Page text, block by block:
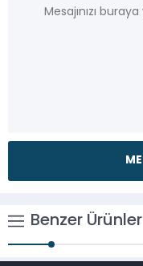
Benzer Ürünler